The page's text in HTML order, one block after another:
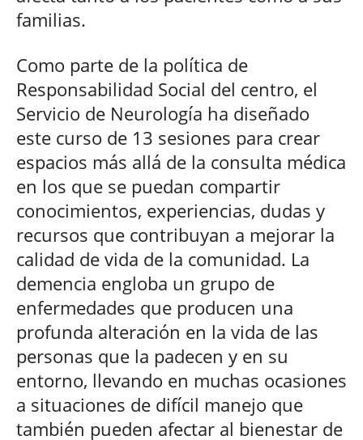
familias.
Como parte de la política de
Responsabilidad Social del centro, el
Servicio de Neurología ha diseñado
este curso de 13 sesiones para crear
espacios más allá de la consulta médica
en los que se puedan compartir
conocimientos, experiencias, dudas y
recursos que contribuyan a mejorar la
calidad de vida de la comunidad. La
demencia engloba un grupo de
enfermedades que producen una
profunda alteración en la vida de las
personas que la padecen y en su
entorno, llevando en muchas ocasiones
a situaciones de difícil manejo que
también pueden afectar al bienestar de